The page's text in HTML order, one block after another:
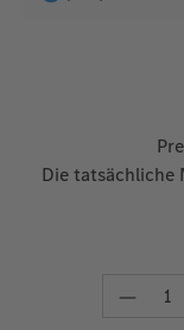
Die tatsächliche